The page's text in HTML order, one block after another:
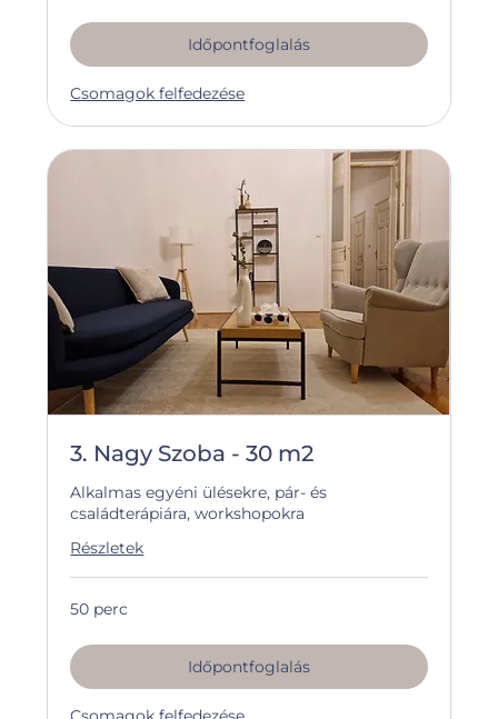
Időpontfoglalás
Csomagok felfedezése
3. Nagy Szoba - 30 m2
Alkalmas egyéni ülésekre, pár- és
családterápiára, workshopokra
Részletek
50 perc
Időpontfoglalás